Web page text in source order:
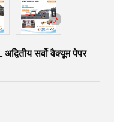
सर्वो वैक्यूम पेपर